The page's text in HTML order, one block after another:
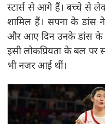
स्टार्स से आगे हैं। बच्चे से
शामिल हैं। सपना के डांस ने
और आए दिन उनके डांस के
इसी लोकप्रियता के बल पर
भी नजर आई थीं।